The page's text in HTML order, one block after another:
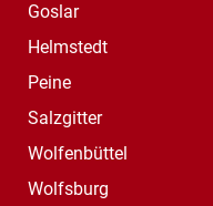
Goslar
Helmstedt
Peine
Salzgitter
Wolfenbüttel
Wolfsburg